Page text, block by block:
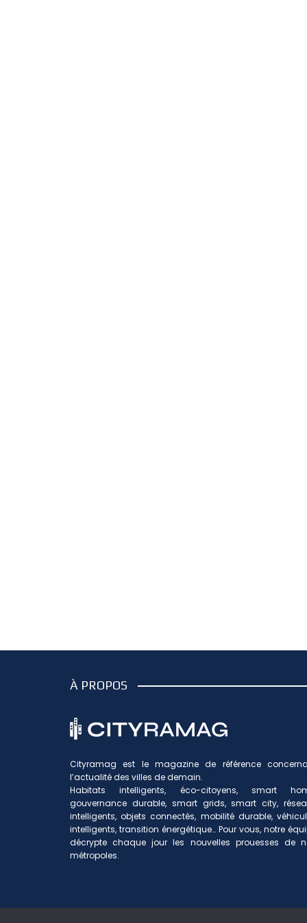
À PROPOS
Cityramag est le magazine de référence
l’actualité des villes de demain.
Habitats intelligents, éco-citoyens, smart
gouvernance durable, smart grids, smart city,
intelligents, objets connectés, mobilité durable,
intelligents, transition énergétique… Pour vous, notre
décrypte chaque jour les nouvelles prouesses de
métropoles.